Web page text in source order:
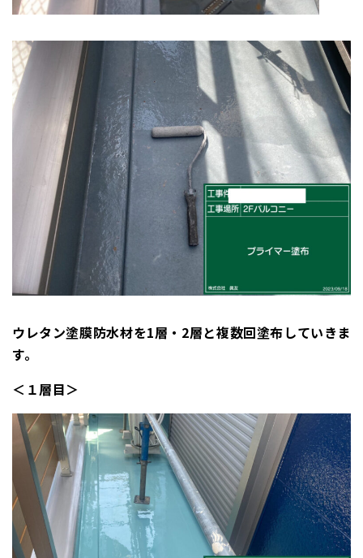
ウレタン塗膜防水材を1層・2層と複数回塗布していきま
す。
＜１層目＞